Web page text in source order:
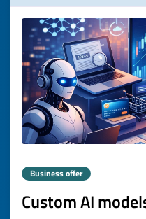
Business offer
Custom AI